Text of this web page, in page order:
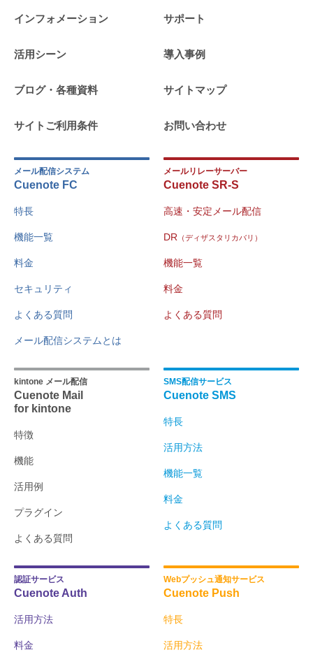
インフォメーション サポート
活用シーン 導入事例
ブログ・各種資料 サイトマップ
サイトご利用条件 お問い合わせ
メール配信システム
Cuenote FC
特長
機能一覧
料金
セキュリティ
よくある質問
メール配信システムとは
メールリレーサーバー
Cuenote SR-S
高速・安定メール配信
DR （ディザスタリカバリ）
機能一覧
料金
よくある質問
kintone メール配信
Cuenote Mail
for kintone
特徴
機能
活用例
プラグイン
よくある質問
SMS配信サービス
Cuenote SMS
特長
活用方法
機能一覧
料金
よくある質問
認証サービス
Cuenote Auth
活用方法
料金
Webプッシュ通知サービス
Cuenote Push
特長
活用方法